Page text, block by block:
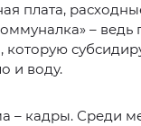
плата,
–
которую
и воду.
– кадры. Среди